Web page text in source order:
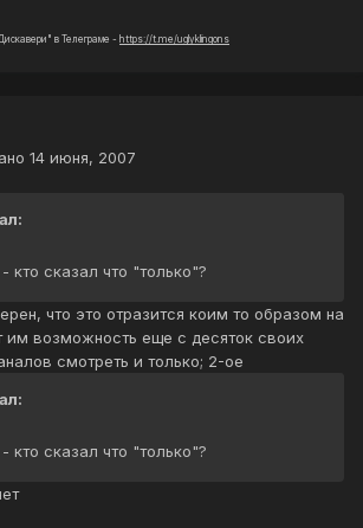
в Телеграме - https://t.me/uglyklingons
14 июня, 2007
сказал что "только"?
что это отразится коим то образом на
им возможность еще с десяток своих
смотреть и только; 2-ое
сказал что "только"?